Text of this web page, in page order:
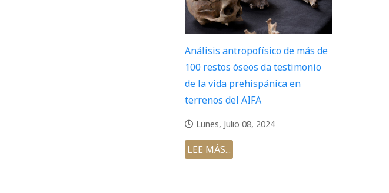
Análisis antropofísico de más de
100 restos óseos da testimonio
de la vida prehispánica en
terrenos del AIFA
Lunes, Julio 08, 2024
LEE MÁS...